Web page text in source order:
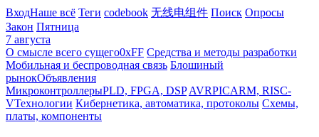
ВходНаше всё Теги codebook 无线电组件 Поиск Опросы
Закон Пятница
7 августа
О смысле всего сущего0xFF Средства и методы разработки
Мобильная и беспроводная связь Блошиный
рынокОбъявления
МикроконтроллерыPLD, FPGA, DSP AVRPICARM, RISC-
VТехнологии Кибернетика, автоматика, протоколы Схемы,
платы, компоненты